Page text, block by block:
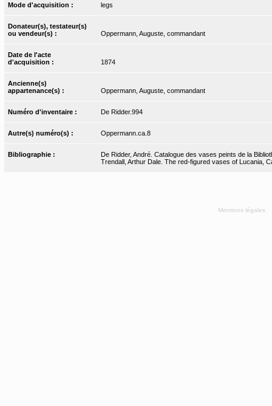
Mode d'acquisition : legs
Donateur(s), testateur(s)
ou vendeur(s) :
Oppermann, Auguste, commandant
Date de l'acte
d'acquisition :
1874
Ancienne(s)
appartenance(s) :
Oppermann, Auguste, commandant
Numéro d'inventaire : De Ridder.994
Autre(s) numéro(s) : Oppermann.ca.8
Bibliographie :
De Ridder, André. Catalogue des vases peints de la
Trendall, Arthur Dale. The red-figured vases of Lucania,
Mentions légales